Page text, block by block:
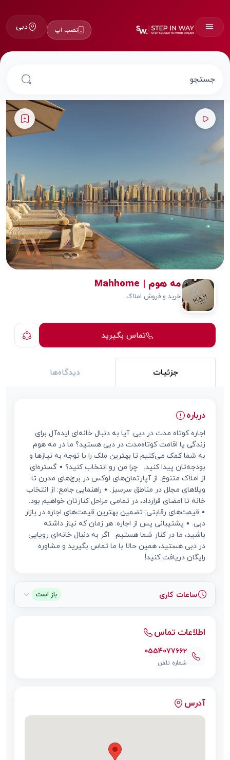
نصب اپ دبی
مه هوم | Mahhome
خرید و فروش املاک
تماس بگیرید
جزئیات دیدگاه‌ها
درباره
اجاره کوتاه مدت در دبی. آیا به دنبال خانه‌ای ایده‌آل برای
زندگی یا اقامت کوتاه‌مدت در دبی هستید؟ ما در مه هوم
به شما کمک می‌کنیم تا بهترین ملک را با توجه به نیازها و
بودجه‌تان پیدا کنید. چرا من رو انتخاب کنید؟ • گستره‌ای
از املاک متنوع: از آپارتمان‌های لوکس در برج‌های مدرن تا
ویلاهای مجلل در مناطق سرسبز. • راهنمایی جامع: از انتخاب
خانه تا امضای قرارداد، در تمامی مراحل کنارتان خواهیم بود.
• قیمت‌های رقابتی: تضمین بهترین قیمت‌های اجاره در بازار
دبی. • پشتیبانی پس از اجاره: هر زمان که نیاز داشته
باشید، ما در کنار شما هستیم اگر به دنبال خانه‌ای رویایی
در دبی هستید، همین حالا با ما تماس بگیرید و مشاوره
رایگان دریافت کنید!
ساعات کاری باز است
اطلاعات تماس
0554077662
شماره تلفن
آدرس